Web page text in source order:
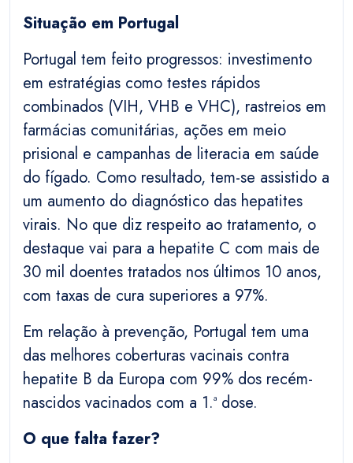
Situação em Portugal
Portugal tem feito progressos: investimento
em estratégias como testes rápidos
combinados (VIH, VHB e VHC), rastreios em
farmácias comunitárias, ações em meio
prisional e campanhas de literacia em saúde
do fígado. Como resultado, tem-se assistido a
um aumento do diagnóstico das hepatites
virais. No que diz respeito ao tratamento, o
destaque vai para a hepatite C com mais de
30 mil doentes tratados nos últimos 10 anos,
com taxas de cura superiores a 97%.
Em relação à prevenção, Portugal tem uma
das melhores coberturas vacinais contra
hepatite B da Europa com 99% dos recém-
nascidos vacinados com a 1.ª dose.
O que falta fazer?